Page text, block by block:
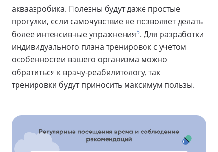
аквааэробика. Полезны будут даже простые
прогулки, если самочувствие не позволяет делать
более интенсивные упражнения5. Для разработки
индивидуального плана тренировок с учетом
особенностей вашего организма можно
обратиться к врачу-реабилитологу, так
тренировки будут приносить максимум пользы.